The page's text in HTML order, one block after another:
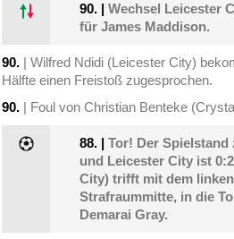
90. |Wechsel Leicester
für James Maddison.
90. | Wilfred Ndidi (Leicester City)
Hälfte einen Freistoß zugesprochen.
90. | Foul von Christian Benteke
88. |Tor! Der Spielstand
und Leicester City ist
City) trifft mit dem
Strafraummitte, in die
Demarai Gray.